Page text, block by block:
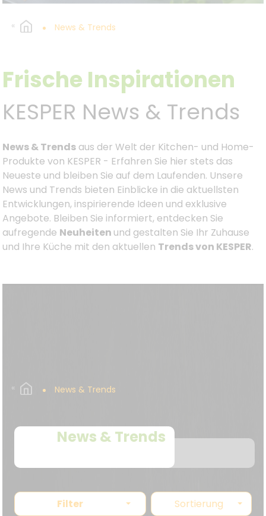
News & Trends
Frische Inspirationen
KESPER News & Trends
News & Trends aus der Welt der Kitchen- und Home-
Produkte von KESPER - Erfahren Sie hier stets das
Neueste und bleiben Sie auf dem Laufenden. Unsere
News und Trends bieten Einblicke in die aktuellsten
Entwicklungen, inspirierende Ideen und exklusive
Angebote. Bleiben Sie informiert, entdecken Sie
aufregende Neuheiten und gestalten Sie Ihr Zuhause
und Ihre Küche mit den aktuellen Trends von KESPER.
News & Trends
News & Trends
Filter Sortierung